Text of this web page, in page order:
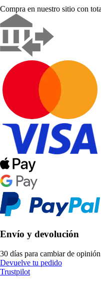
Compra en nuestro sitio con
Envío y devolución
30 días para cambiar de opinión
Devuelve tu pedido
Trustpilot